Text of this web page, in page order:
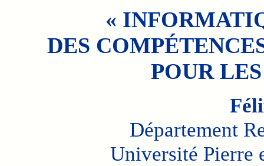
«
DES
POUR
Département
Université Pierre